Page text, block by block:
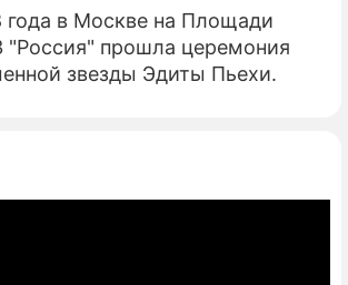
года в Москве на Площади
"Россия" прошла церемония
звезды Эдиты Пьехи.